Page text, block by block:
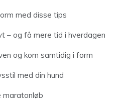
med disse tips
– og få mere tid i hverdagen
og kom samtidig i form
med din hund
maratonløb